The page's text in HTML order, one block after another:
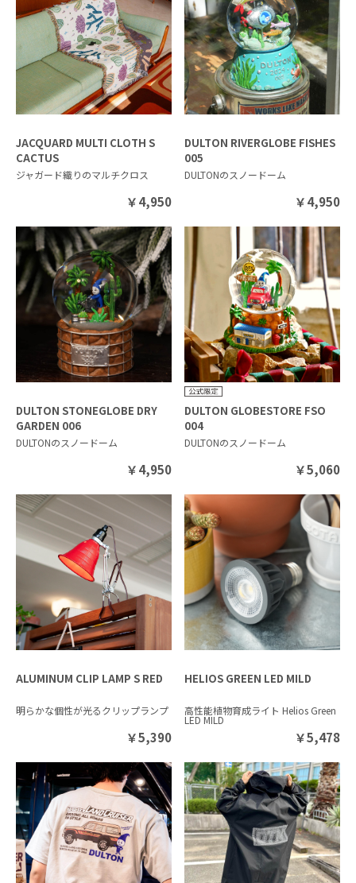
JACQUARD MULTI CLOTH S
CACTUS
ジャガード織りのマルチクロス
￥4,950
DULTON RIVERGLOBE FISHES
005
DULTONのスノードーム
￥4,950
DULTON STONEGLOBE DRY
GARDEN 006
DULTONのスノードーム
￥4,950
DULTON GLOBESTORE FSO
004
DULTONのスノードーム
￥5,060
ALUMINUM CLIP LAMP S RED
明らかな個性が光るクリップランプ
￥5,390
HELIOS GREEN LED MILD
高性能植物育成ライト Helios Green
LED MILD
￥5,478